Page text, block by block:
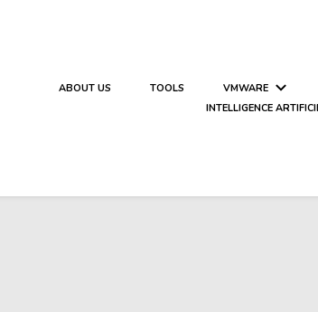
ABOUT US TOOLS VMWARE
INTELLIGENCE